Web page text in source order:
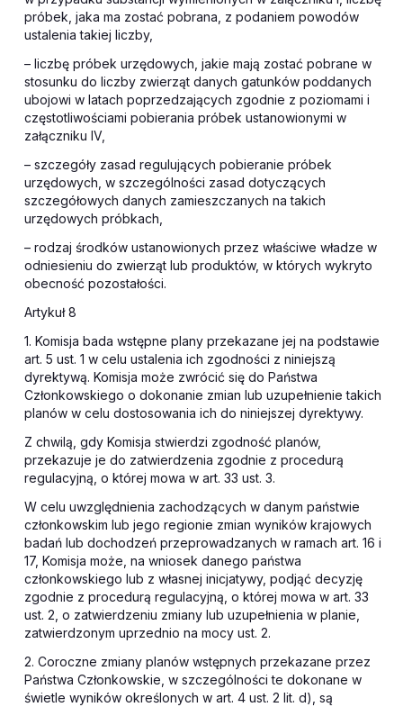
próbek, jaka ma zostać pobrana, z podaniem powodów
ustalenia takiej liczby,
– liczbę próbek urzędowych, jakie mają zostać pobrane w
stosunku do liczby zwierząt danych gatunków poddanych
ubojowi w latach poprzedzających zgodnie z poziomami i
częstotliwościami pobierania próbek ustanowionymi w
załączniku IV,
– szczegóły zasad regulujących pobieranie próbek
urzędowych, w szczególności zasad dotyczących
szczegółowych danych zamieszczanych na takich
urzędowych próbkach,
– rodzaj środków ustanowionych przez właściwe władze w
odniesieniu do zwierząt lub produktów, w których wykryto
obecność pozostałości.
Artykuł 8
1. Komisja bada wstępne plany przekazane jej na podstawie
art. 5 ust. 1 w celu ustalenia ich zgodności z niniejszą
dyrektywą. Komisja może zwrócić się do Państwa
Członkowskiego o dokonanie zmian lub uzupełnienie takich
planów w celu dostosowania ich do niniejszej dyrektywy.
Z chwilą, gdy Komisja stwierdzi zgodność planów,
przekazuje je do zatwierdzenia zgodnie z procedurą
regulacyjną, o której mowa w art. 33 ust. 3.
W celu uwzględnienia zachodzących w danym państwie
członkowskim lub jego regionie zmian wyników krajowych
badań lub dochodzeń przeprowadzanych w ramach art. 16 i
17, Komisja może, na wniosek danego państwa
członkowskiego lub z własnej inicjatywy, podjąć decyzję
zgodnie z procedurą regulacyjną, o której mowa w art. 33
ust. 2, o zatwierdzeniu zmiany lub uzupełnienia w planie,
zatwierdzonym uprzednio na mocy ust. 2.
2. Coroczne zmiany planów wstępnych przekazane przez
Państwa Członkowskie, w szczególności te dokonane w
świetle wyników określonych w art. 4 ust. 2 lit. d), są